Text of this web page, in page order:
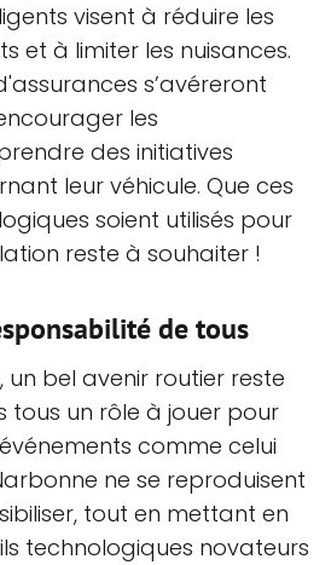
visent à réduire les
et à limiter les nuisances.
s’avéreront
les
des initiatives
leur véhicule. Que ces
soient utilisés pour
reste à souhaiter !
de tous
un bel avenir routier reste
tous un rôle à jouer pour
comme celui
ne se reproduisent
tout en mettant en
technologiques novateurs